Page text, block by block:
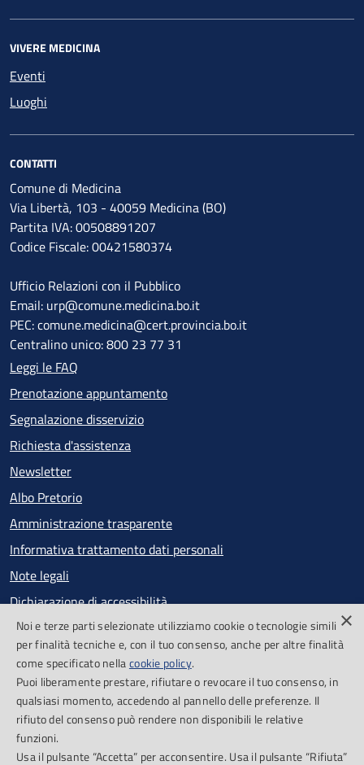
VIVERE MEDICINA
Eventi
Luoghi
CONTATTI
Comune di Medicina
Via Libertà, 103 - 40059 Medicina (BO)
Partita IVA: 00508891207
Codice Fiscale: 00421580374
Ufficio Relazioni con il Pubblico
Email: urp@comune.medicina.bo.it
PEC: comune.medicina@cert.provincia.bo.it
Centralino unico: 800 23 77 31
Leggi le FAQ
Prenotazione appuntamento
Segnalazione disservizio
Richiesta d'assistenza
Newsletter
Albo Pretorio
Amministrazione trasparente
Informativa trattamento dati personali
Note legali
Dichiarazione di accessibilità
Obiettivi di accessibilità
Segnalazioni accessibilità
SEGUICI SU
Facebook
×
Noi e terze parti selezionate utilizziamo cookie o tecnologie simili
per finalità tecniche e, con il tuo consenso, anche per altre finalità
come specificato nellacookie policy.
Puoi liberamente prestare, rifiutare o revocare il tuo consenso, in
qualsiasi momento, accedendo al pannello delle preferenze. Il
rifiuto del consenso può rendere non disponibili le relative
funzioni.
Usa il pulsante “Accetta” per acconsentire. Usa il pulsante “Rifiuta”